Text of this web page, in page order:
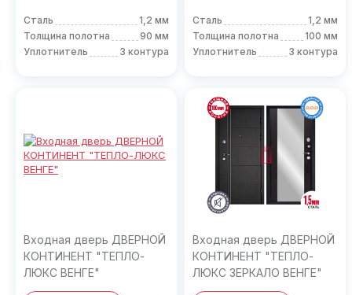
Сталь
1,2 мм
Толщина полотна
90 мм
Уплотнитель
3 контура
Сталь
1,2 мм
Толщина полотна
100 мм
Уплотнитель
3 контура
Входная дверь ДВЕРНОЙ
КОНТИНЕНТ "ТЕПЛО-
ЛЮКС ВЕНГЕ"
Входная дверь ДВЕРНОЙ
КОНТИНЕНТ "ТЕПЛО-
ЛЮКС ЗЕРКАЛО ВЕНГЕ"